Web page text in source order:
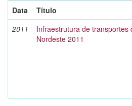
Data
Título
2011
Infraestrutura de transportes
Nordeste 2011